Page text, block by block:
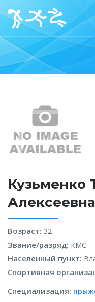
Кузьменко
Алексеевна
Возраст: 32
Звание/разряд: КМС
Населенный пункт:
Спортивная
Специализация: